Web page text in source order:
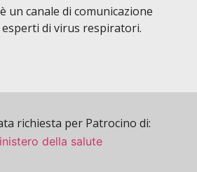
un canale di comunicazione
di virus respiratori.
richiesta per Patrocino di: